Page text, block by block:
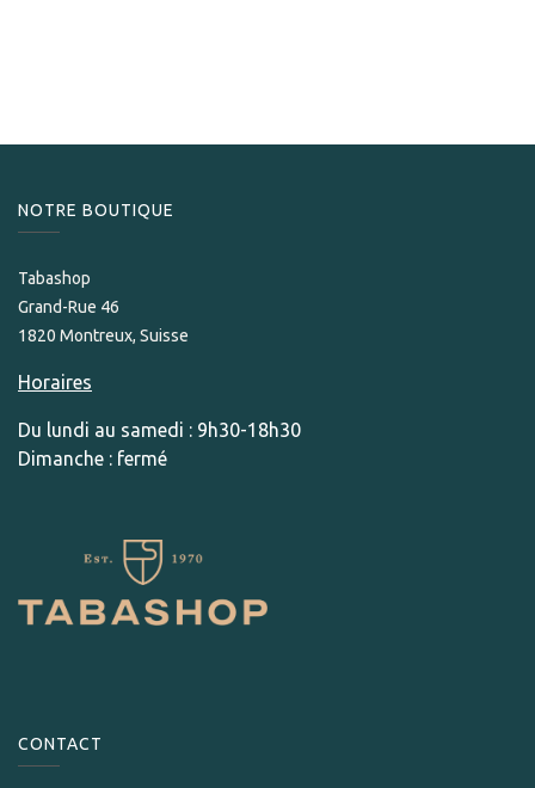
NOTRE BOUTIQUE
Tabashop
Grand-Rue 46
1820 Montreux, Suisse
Horaires
Du lundi au samedi : 9h30-18h30
Dimanche : fermé
CONTACT